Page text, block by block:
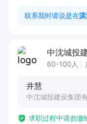
5、分析视频数据
1、大专以上学历
3、会开车，薪资
联系我时请说是在
中沈城投
60-100人
井慧
中沈城投建设集团
求职过程中请勿缴